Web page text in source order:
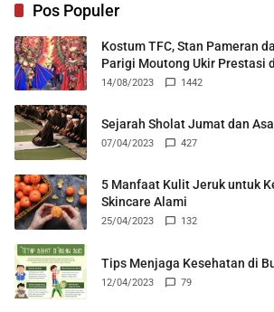
Pos Populer
Kostum TFC, Stan Pameran
Parigi Moutong Ukir Prestasi
14/08/2023 1442
Sejarah Sholat Jumat dan
07/04/2023 427
5 Manfaat Kulit Jeruk untuk
Skincare Alami
25/04/2023 132
Tips Menjaga Kesehatan di
12/04/2023 79